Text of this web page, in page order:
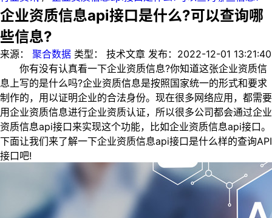
企业资质信息api接口是什么?可以查询哪
些信息?
来源： 聚合数据 类型： 技术文章 发布： 2022-12-01 13:21:40
你有没有认真看一下企业资质信息?你知道这张企业资质信
息上写的是什么吗?企业资质信息是按照国家统一的形式和要求
制作的，用以证明企业的合法身份。现在很多网络应用，都需要
用企业资质信息进行企业资质认证，所以很多公司都会通过企业
资质信息api接口来实现这个功能，比如企业资质信息api接口。
下面让我们来了解一下企业资质信息api接口是什么样的查询API
接口吧!